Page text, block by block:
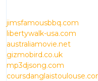
jimsfamousbbq.com
libertywalk-usa.com
australiamovie.net
gizmobird.co.uk
mp3djsong.com